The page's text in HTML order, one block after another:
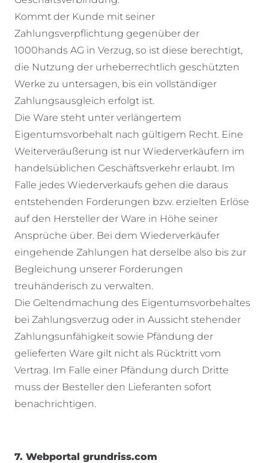
Kommt der Kunde mit seiner
Zahlungsverpflichtung gegenüber der
1000hands AG in Verzug, so ist diese berechtigt,
die Nutzung der urheberrechtlich geschützten
Werke zu untersagen, bis ein vollständiger
Zahlungsausgleich erfolgt ist.
Die Ware steht unter verlängertem
Eigentumsvorbehalt nach gültigem Recht. Eine
Weiterveräußerung ist nur Wiederverkäufern im
handelsüblichen Geschäftsverkehr erlaubt. Im
Falle jedes Wiederverkaufs gehen die daraus
entstehenden Forderungen bzw. erzielten Erlöse
auf den Hersteller der Ware in Höhe seiner
Ansprüche über. Bei dem Wiederverkäufer
eingehende Zahlungen hat derselbe also bis zur
Begleichung unserer Forderungen
treuhänderisch zu verwalten.
Die Geltendmachung des Eigentumsvorbehaltes
bei Zahlungsverzug oder in Aussicht stehender
Zahlungsunfähigkeit sowie Pfändung der
gelieferten Ware gilt nicht als Rücktritt vom
Vertrag. Im Falle einer Pfändung durch Dritte
muss der Besteller den Lieferanten sofort
benachrichtigen.
7. Webportal grundriss.com